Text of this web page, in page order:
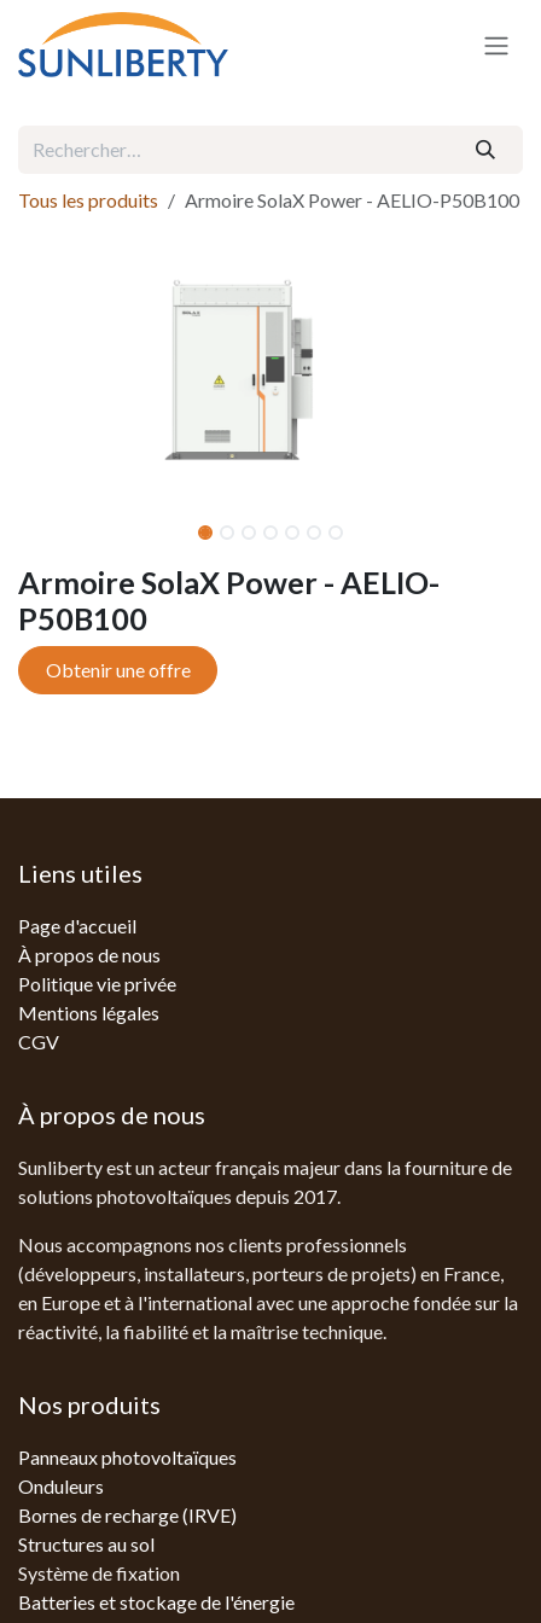
Se rendre au contenu
Tous les produits Armoire SolaX Power - AELIO-P50B100
Armoire SolaX Power - AELIO-
P50B100
Obtenir une offre
Liens utiles
Page d'accueil
À propos de nous
Politique vie privée
Mentions légales
CGV
À propos de nous
Sunliberty est un acteur français majeur dans la fourniture de
solutions photovoltaïques depuis 2017.
Nous accompagnons nos clients professionnels
(développeurs, installateurs, porteurs de projets) en France,
en Europe et à l'international avec une approche fondée sur la
réactivité, la fiabilité et la maîtrise technique.
Nos produits
Panneaux photovoltaïques
Onduleurs
Bornes de recharge (IRVE)
Structures au sol
Système de fixation
Batteries et stockage de l'énergie